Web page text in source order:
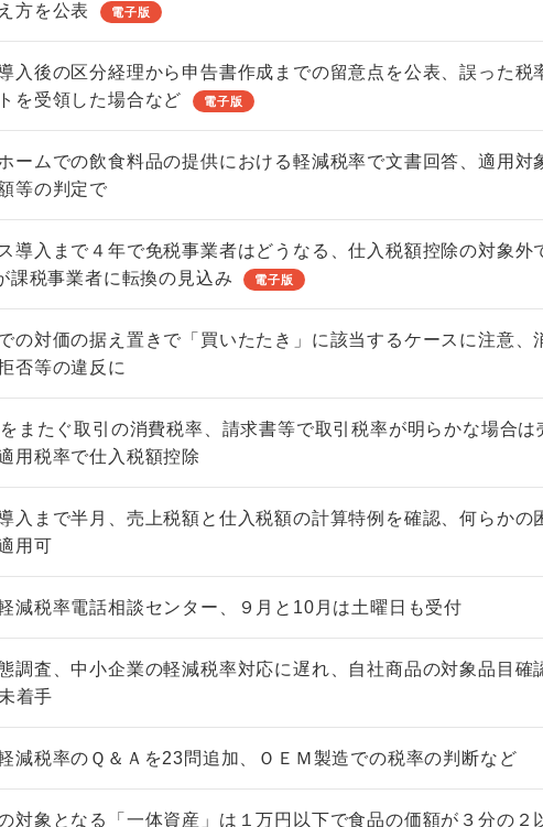
方を公表
電子版
入後の区分経理から申告書作成までの留意点を公表、誤った税
を受領した場合など
電子版
ームでの飲食料品の提供における軽減税率で文書回答、適用対
等の判定で
導入まで４年で免税事業者はどうなる、仕入税額控除の対象外
課税事業者に転換の見込み
電子版
の対価の据え置きで「買いたたき」に該当するケースに注意、
否等の違反に
またぐ取引の消費税率、請求書等で取引税率が明らかな場合は
用税率で仕入税額控除
入まで半月、売上税額と仕入税額の計算特例を確認、何らかの
用可
減税率電話相談センター、９月と10月は土曜日も受付
調査、中小企業の軽減税率対応に遅れ、自社商品の対象品目確
着手
減税率のＱ＆Ａを23問追加、ＯＥＭ製造での税率の判断など
対象となる「一体資産」は１万円以下で食品の価額が３分の２
例（令和8年版）
税込4,950円
&amp;Ａ（二